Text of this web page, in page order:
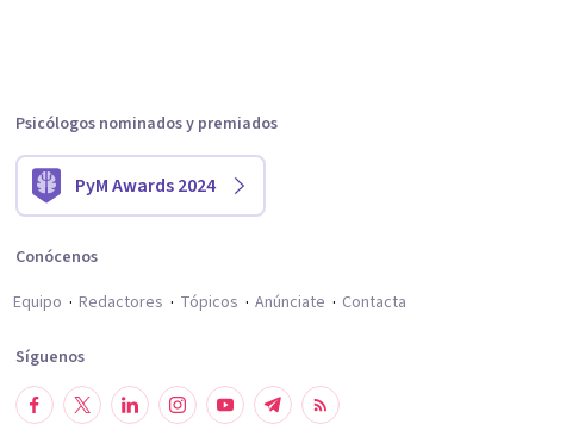
Psicólogos nominados y premiados
PyM Awards 2024
Conócenos
Equipo
Redactores Tópicos Anúnciate Contacta
Síguenos